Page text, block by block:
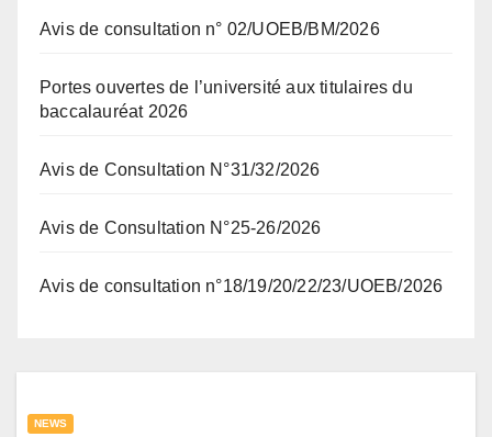
Avis de consultation n° 02/UOEB/BM/2026
Portes ouvertes de l’université aux titulaires du
baccalauréat 2026
Avis de Consultation N°31/32/2026
Avis de Consultation N°25-26/2026
Avis de consultation n°18/19/20/22/23/UOEB/2026
NEWS